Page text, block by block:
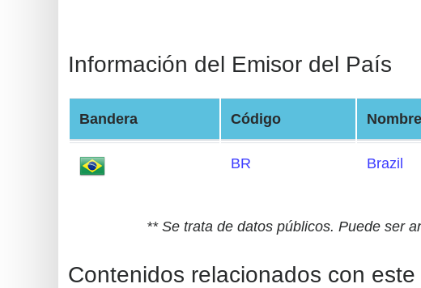
Random
Card
Generator
Generate
Credit
Credit
Información del Emisor del País
Bandera Código Nombre
BR Brazil
** Se trata de datos públicos. Puede ser
Contenidos relacionados con